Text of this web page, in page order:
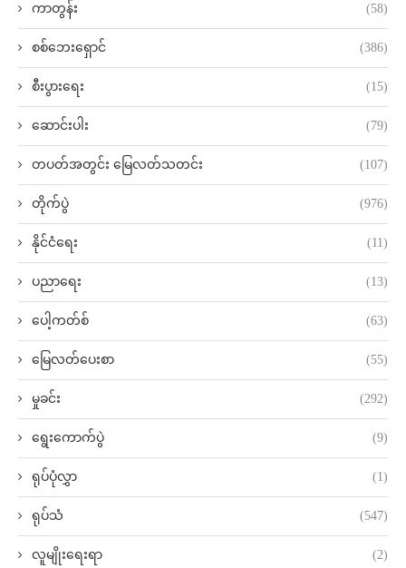
ကာတွန်း (58)
စစ်ဘေးရှောင် (386)
စီးပွားရေး (15)
ဆောင်းပါး (79)
တပတ်အတွင်း မြေလတ်သတင်း (107)
တိုက်ပွဲ (976)
နိုင်ငံရေး (11)
ပညာရေး (13)
ပေါ့ကတ်စ် (63)
မြေလတ်ပေးစာ (55)
မှုခင်း (292)
ရွေးကောက်ပွဲ (9)
ရုပ်ပုံလွှာ (1)
ရုပ်သံ (547)
လူမျိုးရေးရာ (2)